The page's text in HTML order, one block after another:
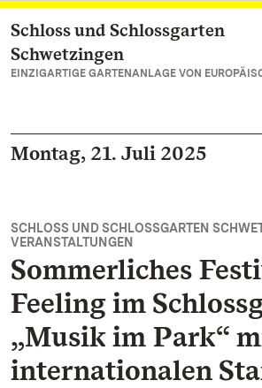
Zum Hauptinhalt springen
Schloss und Schlossgarten
Schwetzingen
EINZIGARTIGE GARTENANLAGE VON
Montag, 21. Juli 2025
SCHLOSS UND SCHLOSSGARTEN
VERANSTALTUNGEN
Sommerliches
Feeling im
„Musik im Park“
internationalen